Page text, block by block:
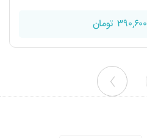
۳۹۰,۶۰۰ تومان